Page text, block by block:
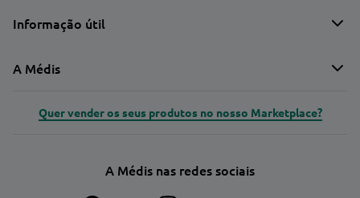
Informação útil
A Médis
Quer vender os seus produtos no nosso Marketplace?
A Médis nas redes sociais